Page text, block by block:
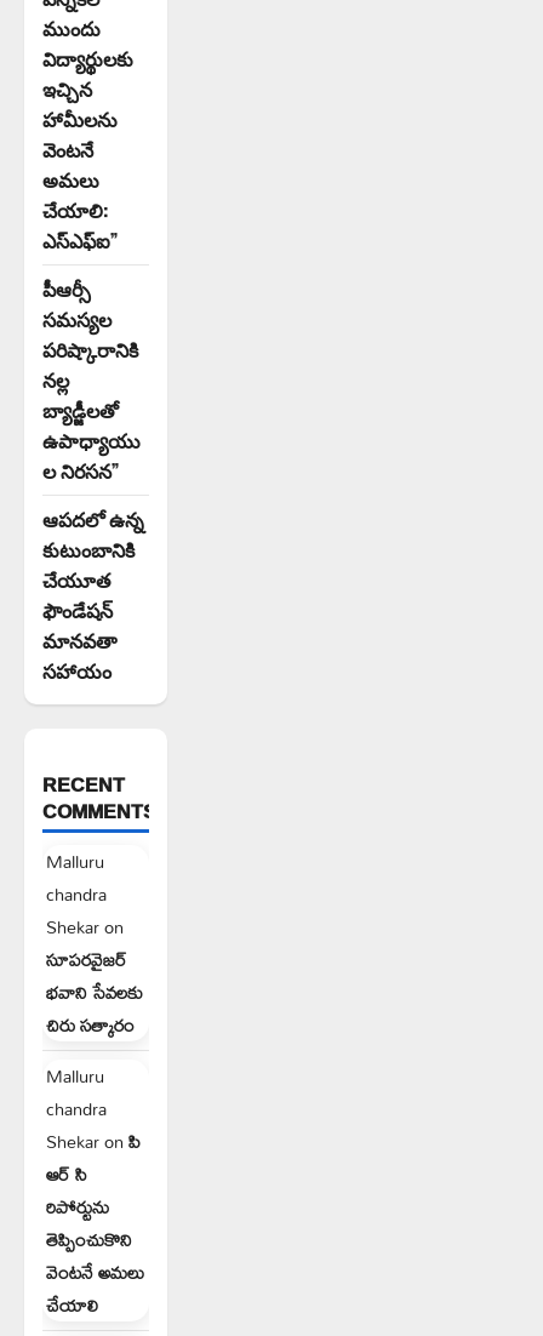
ముందు
విద్యార్థులకు
ఇచ్చిన
హామీలను
వెంటనే
అమలు
చేయాలి:
ఎస్ఎఫ్ఐ”
పీఆర్సీ
సమస్యల
పరిష్కారానికి
నల్ల
బ్యాడ్జీలతో
ఉపాధ్యాయు
ల నిరసన”
ఆపదలో ఉన్న
కుటుంబానికి
చేయూత
ఫౌండేషన్
మానవతా
సహాయం
RECENT
COMMENTS
Malluru
chandra
Shekaron
సూపరవైజర్
భవాని సేవలకు
చిరు సత్కారం
Malluru
chandra
Shekaronపి
ఆర్ సి
రిపోర్టును
తెప్పించుకొని
వెంటనే అమలు
చేయాలి